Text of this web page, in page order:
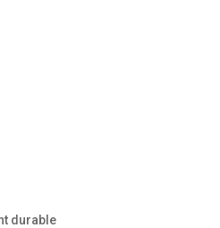
durable